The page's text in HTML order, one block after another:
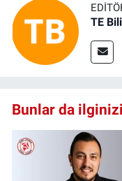
TE
Bunlar da